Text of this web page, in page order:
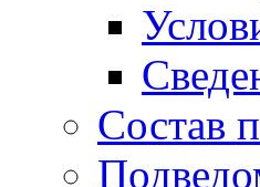
Состав